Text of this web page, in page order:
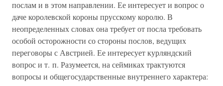
послам и в этом направлении. Ее интересует и вопрос о
даче королевской короны прусскому королю. В
неопределенных словах она требует от посла требовать
особой осторожности со стороны послов, ведущих
переговоры с Австрией. Ее интересует курляндский
вопрос и т. п. Разумеется, на сеймиках трактуются
вопросы и общегосударственные внутреннего характера: